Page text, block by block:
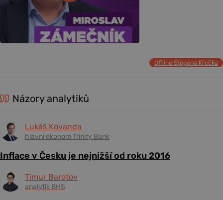
Offline Štěpána Křečka
Názory analytiků
Lukáš Kovanda
hlavní ekonom Trinity Bank
Inflace v Česku je nejnižší od roku 2016
Timur Barotov
analytik BHS